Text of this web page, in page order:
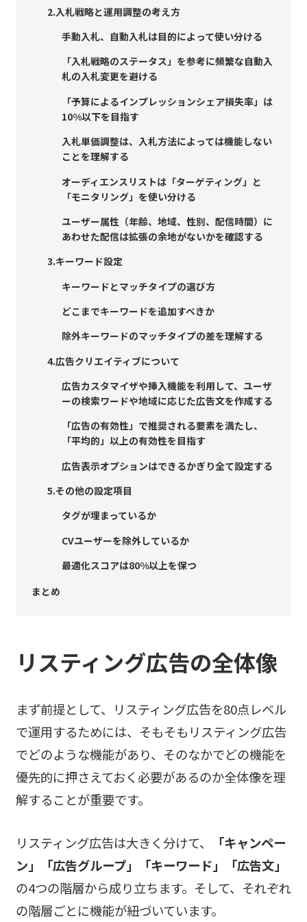
2.入札戦略と運用調整の考え方
手動入札、自動入札は目的によって使い分ける
「入札戦略のステータス」を参考に頻繁な自動入
札の入札変更を避ける
「予算によるインプレッションシェア損失率」は
10%以下を目指す
入札単価調整は、入札方法によっては機能しない
ことを理解する
オーディエンスリストは「ターゲティング」と
「モニタリング」を使い分ける
ユーザー属性（年齢、地域、性別、配信時間）に
あわせた配信は拡張の余地がないかを確認する
3.キーワード設定
キーワードとマッチタイプの選び方
どこまでキーワードを追加すべきか
除外キーワードのマッチタイプの差を理解する
4.広告クリエイティブについて
広告カスタマイザや挿入機能を利用して、ユーザ
ーの検索ワードや地域に応じた広告文を作成する
「広告の有効性」で推奨される要素を満たし、
「平均的」以上の有効性を目指す
広告表示オプションはできるかぎり全て設定する
5.その他の設定項目
タグが埋まっているか
CVユーザーを除外しているか
最適化スコアは80%以上を保つ
まとめ
リスティング広告の全体像
まず前提として、リスティング広告を80点レベル
で運用するためには、そもそもリスティング広告
でどのような機能があり、そのなかでどの機能を
優先的に押さえておく必要があるのか全体像を理
解することが重要です。
リスティング広告は大きく分けて、
「キャンペー
ン」「広告グループ」「キーワード」「広告文」
の4つの階層から成り立ちます。そして、それぞれ
の階層ごとに機能が紐づいています。